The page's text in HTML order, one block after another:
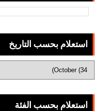
استعلام بحسب التاريخ
استعلام بحسب الفئة